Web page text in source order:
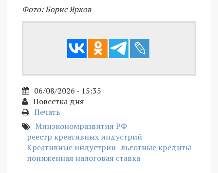
Фото: Борис Ярков
06/08/2026 - 15:35
Повестка дня
Печать
Минэкономразвития РФ
реестр креативных индустрий
Креативные индустрии льготные кредиты
пониженная налоговая ставка